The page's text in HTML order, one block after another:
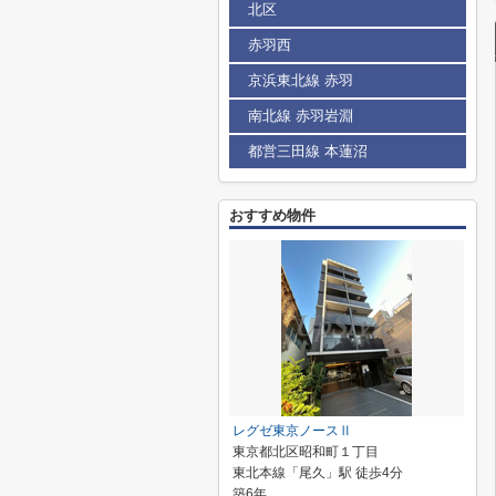
北区
赤羽西
京浜東北線 赤羽
南北線 赤羽岩淵
都営三田線 本蓮沼
おすすめ物件
レグゼ東京ノースⅡ
東京都北区昭和町１丁目
東北本線「尾久」駅 徒歩4分